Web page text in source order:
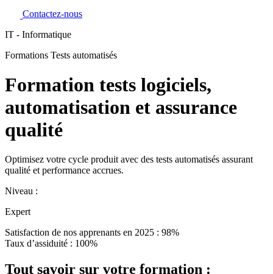
Contactez-nous
IT - Informatique
Formations Tests automatisés
Formation tests logiciels,
automatisation et assurance
qualité
Optimisez votre cycle produit avec des tests automatisés assurant
qualité et performance accrues.
Niveau :
Expert
Satisfaction de nos apprenants en 2025 : 98%
Taux d’assiduité : 100%
Tout savoir sur votre formation :